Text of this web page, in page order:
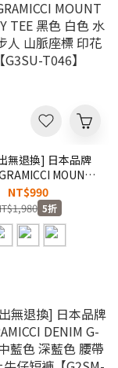
無退換] 日本品牌
MOUNT
TEE 黑色 白色 水
人 山脈座標 印花
G3SU-T046】
NT$990
5折